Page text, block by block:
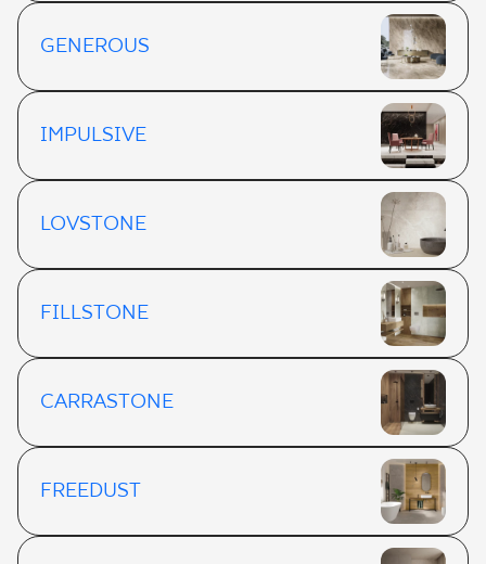
GENEROUS
IMPULSIVE
LOVSTONE
FILLSTONE
CARRASTONE
FREEDUST